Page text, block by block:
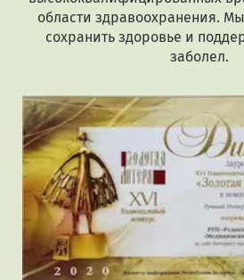
области здравоохранения.
сохранить здоровье и
заболел.